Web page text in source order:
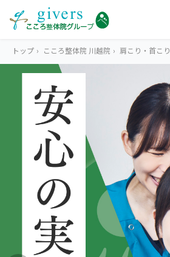
HOME トップ
SYMPTOMS 症状から探す
腰痛
肩こり・首こり
四十肩・五十肩
MENU メニューから探す
STORE 店舗一覧
AREA エリアから探す
北海道
ABOUT US 私たちについて
トップ › こころ整体院 川越院 › 肩こり・首こり